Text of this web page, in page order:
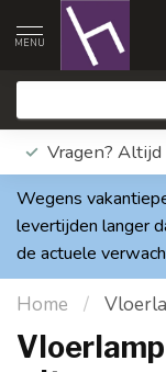
MENU
Vragen? Altijd
Wegens
levertijden langer
de actuele
Home /